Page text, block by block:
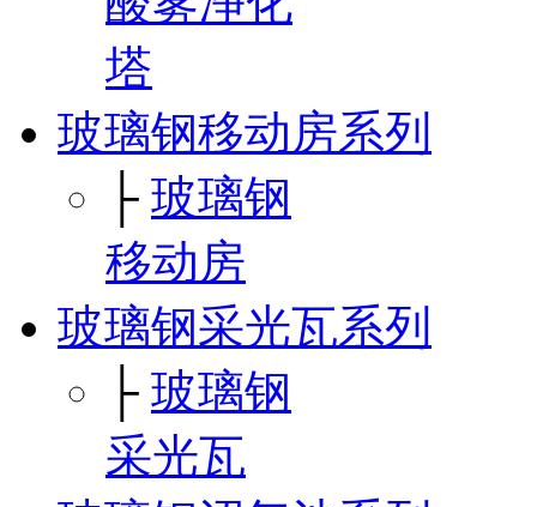
塔
玻璃钢移动房系列
├ 玻璃钢
移动房
玻璃钢采光瓦系列
├ 玻璃钢
采光瓦